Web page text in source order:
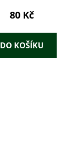
80 Kč
DO KOŠÍKU